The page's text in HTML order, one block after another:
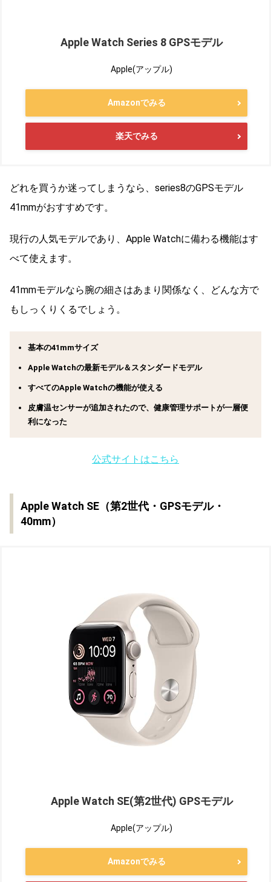
Apple Watch Series 8 GPSモデル
Apple(アップル)
Amazonでみる
楽天でみる
どれを買うか迷ってしまうなら、series8のGPSモデル
41mmがおすすめです。
現行の人気モデルであり、Apple Watchに備わる機能はす
べて使えます。
41mmモデルなら腕の細さはあまり関係なく、どんな方で
もしっくりくるでしょう。
基本の41mmサイズ
Apple Watchの最新モデル＆スタンダードモデル
すべてのApple Watchの機能が使える
皮膚温センサーが追加されたので、健康管理サポートが一層便
利になった
公式サイトはこちら
Apple Watch SE（第2世代・GPSモデル・
40mm）
Apple Watch SE(第2世代) GPSモデル
Apple(アップル)
Amazonでみる